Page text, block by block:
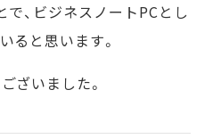
で、ビジネスノートPCとし
ると思います。
ざいました。